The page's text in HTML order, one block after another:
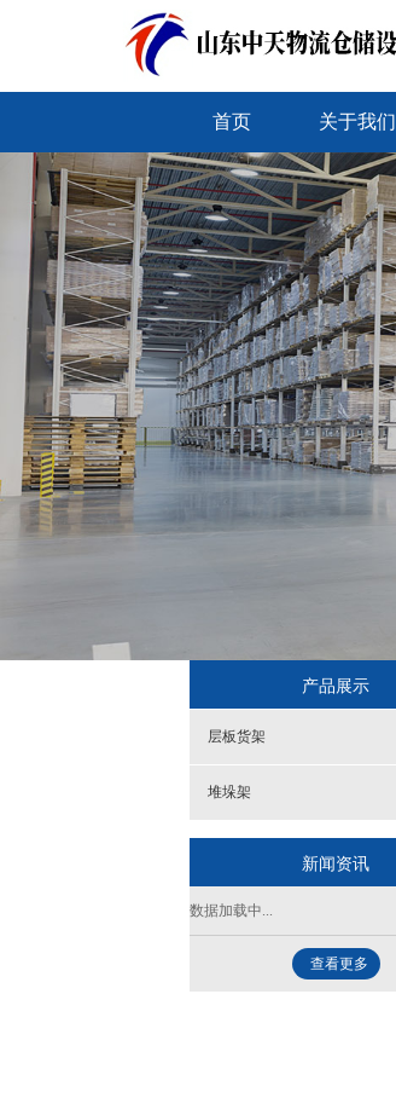
首页 关于我们
产品展示
层板货架
堆垛架
新闻资讯
数据加载中...
查看更多